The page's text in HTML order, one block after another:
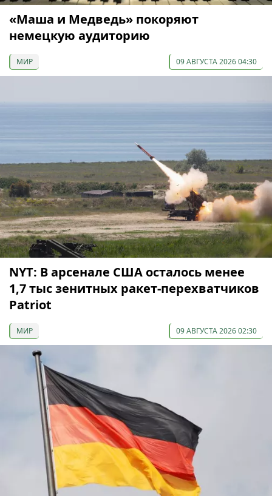
«Маша и Медведь» покоряют
немецкую аудиторию
МИР 09 АВГУСТА 2026 04:30
NYT: В арсенале США осталось менее
1,7 тыс зенитных ракет-перехватчиков
Patriot
МИР 09 АВГУСТА 2026 02:30